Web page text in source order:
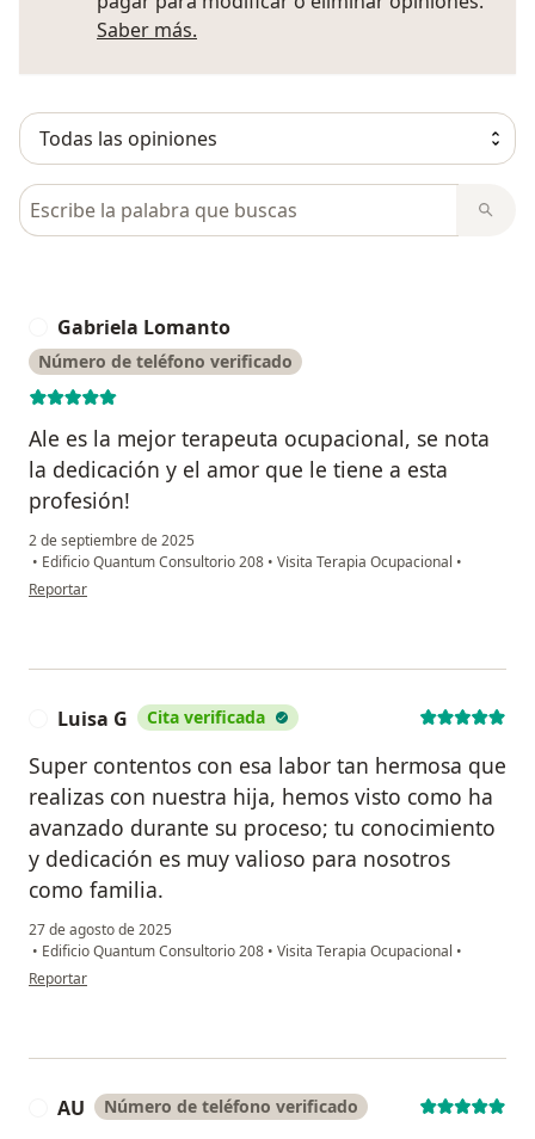
Saber más.
Busca en opiniones
Gabriela Lomanto
Número de teléfono verificado
Ale es la mejor terapeuta ocupacional, se nota
la dedicación y el amor que le tiene a esta
profesión!
2 de septiembre de 2025
• Edificio Quantum Consultorio 208 • Visita Terapia Ocupacional •
en opinión del usuario Gabriela Lomanto
Reportar
Luisa G Cita verificada
Super contentos con esa labor tan hermosa que
realizas con nuestra hija, hemos visto como ha
avanzado durante su proceso; tu conocimiento
y dedicación es muy valioso para nosotros
como familia.
27 de agosto de 2025
• Edificio Quantum Consultorio 208 • Visita Terapia Ocupacional •
en opinión del usuario Luisa G
Reportar
AU Número de teléfono verificado